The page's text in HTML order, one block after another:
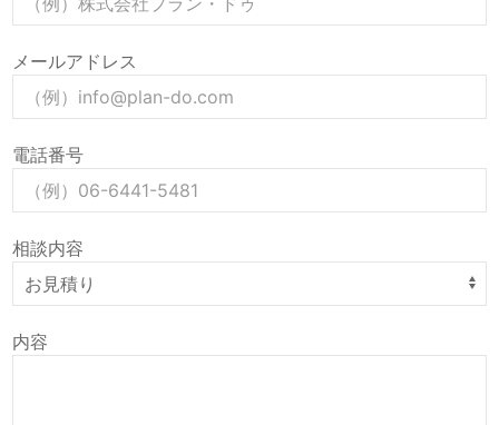
メールアドレス
電話番号
相談内容
内容